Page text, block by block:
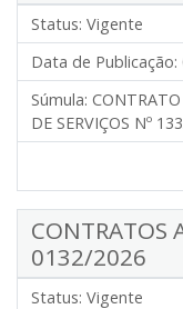
Status: Vigente
Data de Publicação:
Súmula:
DE SERVIÇOS Nº
CONTRATOS
0132/2026
Status: Vigente